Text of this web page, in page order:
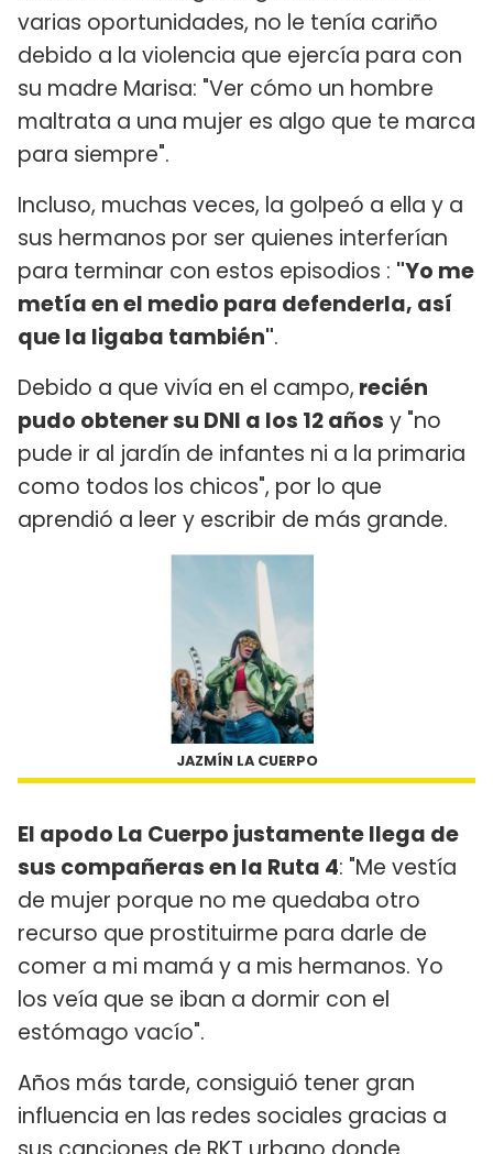
varias oportunidades, no le tenía cariño
debido a la violencia que ejercía para con
su madre Marisa: "Ver cómo un hombre
maltrata a una mujer es algo que te marca
para siempre".
Incluso, muchas veces, la golpeó a ella y a
sus hermanos por ser quienes interferían
para terminar con estos episodios : "Yo me
metía en el medio para defenderla, así
que la ligaba también".
Debido a que vivía en el campo, recién
pudo obtener su DNI a los 12 años y "no
pude ir al jardín de infantes ni a la primaria
como todos los chicos", por lo que
aprendió a leer y escribir de más grande.
JAZMÍN LA CUERPO
El apodo La Cuerpo justamente llega de
sus compañeras en la Ruta 4: "Me vestía
de mujer porque no me quedaba otro
recurso que prostituirme para darle de
comer a mi mamá y a mis hermanos. Yo
los veía que se iban a dormir con el
estómago vacío".
Años más tarde, consiguió tener gran
influencia en las redes sociales gracias a